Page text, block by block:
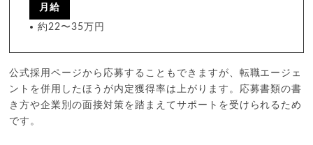
月給
約22〜35万円
公式採用ページから応募することもできますが、転職エージェ
ントを併用したほうが内定獲得率は上がります。応募書類の書
き方や企業別の面接対策を踏まえてサポートを受けられるため
です。